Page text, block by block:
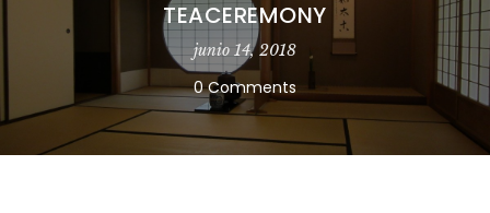
TEACEREMONY
junio 14, 2018
0 Comments